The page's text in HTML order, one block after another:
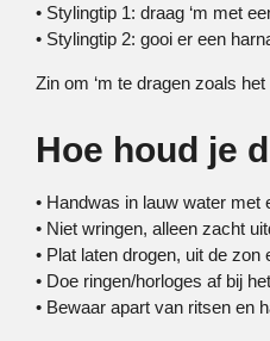
• Stylingtip 1: draag ‘m met
• Stylingtip 2: gooi er een
Zin om ‘m te dragen zoals
Hoe houd je
• Handwas in lauw water met
• Niet wringen, alleen zacht
• Plat laten drogen, uit de zon
• Doe ringen/horloges af bij
• Bewaar apart van ritsen en